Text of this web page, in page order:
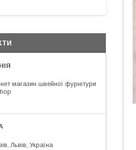
магазин швейної фурнітури
Львів, Україна